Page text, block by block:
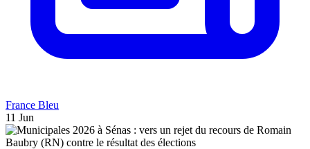
France Bleu
11 Jun